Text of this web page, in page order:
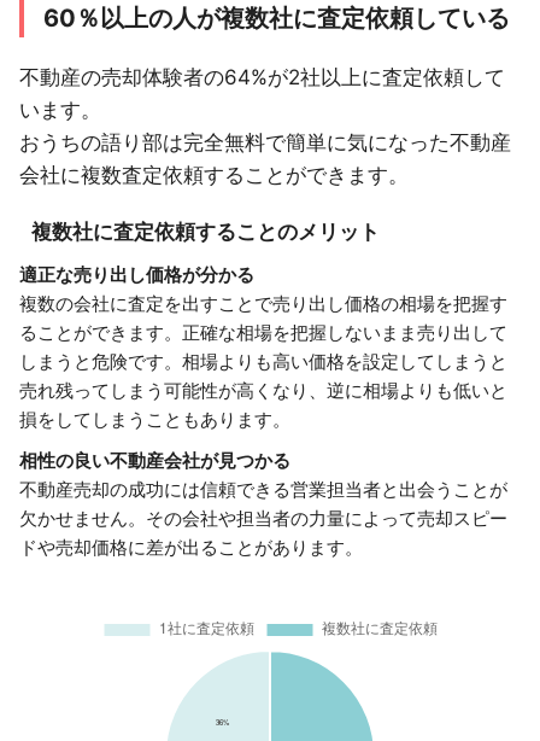
60％以上の人が複数社に査定依頼している
不動産の売却体験者の64%が2社以上に査定依頼して
います。
おうちの語り部は完全無料で簡単に気になった不動産
会社に複数査定依頼することができます。
複数社に査定依頼することのメリット
適正な売り出し価格が分かる
複数の会社に査定を出すことで売り出し価格の相場を把握す
ることができます。正確な相場を把握しないまま売り出して
しまうと危険です。相場よりも高い価格を設定してしまうと
売れ残ってしまう可能性が高くなり、逆に相場よりも低いと
損をしてしまうこともあります。
相性の良い不動産会社が見つかる
不動産売却の成功には信頼できる営業担当者と出会うことが
欠かせません。その会社や担当者の力量によって売却スピー
ドや売却価格に差が出ることがあります。